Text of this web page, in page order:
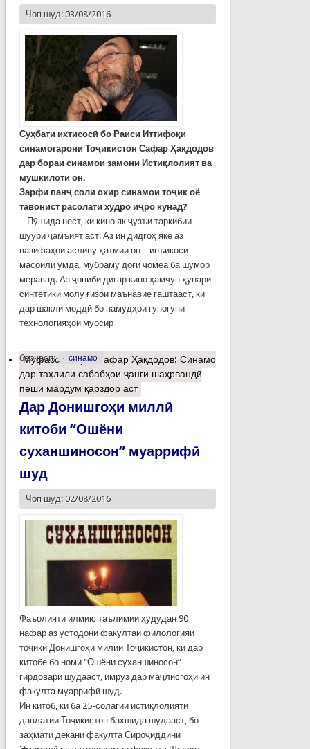
Чоп шуд: 03/08/2016
Суҳбати ихтисосӣ бо Раиси Иттифоқи
синамогарони Тоҷикистон Сафар Ҳақдодов
дар бораи синамои замони Истиқлолият ва
мушкилоти он.
Зарфи панҷ соли охир синамои тоҷик оё
тавонист расолати худро иҷро кунад?
- Пӯшида нест, ки кино як ҷузъи таркибии
шуури ҷамъият аст. Аз ин дидгоҳ яке аз
вазифаҳои асливу ҳатмии он – инъикоси
масоили умда, мубраму доғи ҷомеа ба шумор
меравад. Аз ҷониби дигар кино ҳамчун ҳунари
синтетикӣ молу ғизои маънавие гаштааст, ки
дар шакли моддӣ бо намудҳои гуногуни
технологияҳои муосир
барчасп: синамо
Муфассалтаро Сафар Ҳақдодов: Синамо
дар таҳлили сабабҳои ҷанги шаҳрвандӣ
пеши мардум қарздор аст
Дар Донишгоҳи миллӣ
китоби “Ошёни
суханшиносон” муаррифӣ
шуд
Чоп шуд: 02/08/2016
Фаъолияти илмию таълимии ҳудудан 90
нафар аз устодони факултаи филологияи
тоҷики Донишгоҳи милии Тоҷикистон, ки дар
китобе бо номи “Ошёни суханшиносон”
гирдоварӣ шудааст, имрӯз дар маҷлисгоҳи ин
факулта муаррифӣ шуд.
Ин китоб, ки ба 25-солагии истиқлолияти
давлатии Тоҷикистон бахшида шудааст, бо
заҳмати декани факулта Сироҷиддини